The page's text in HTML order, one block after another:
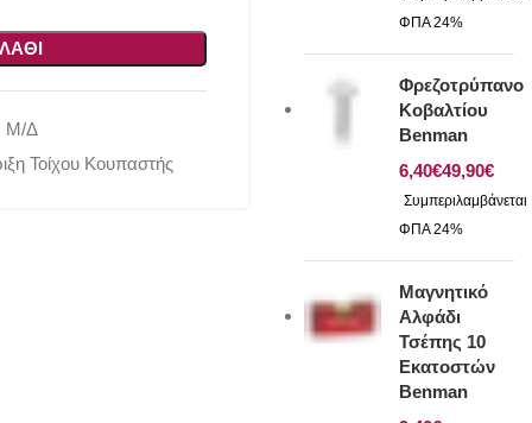
Μ/Δ
Τοίχου Κουπαστής
Φρεζοτρύπανο
Κοβαλτίου
Benman
€
€
Μαγνητικό
Αλφάδι
Τσέπης 10
Εκατοστών
Benman